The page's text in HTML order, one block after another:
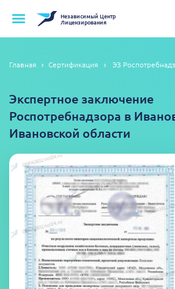
НезависимыйЦентр
Лицензирования
Главная Сертификация ЭЗ
Экспертное заключение
Роспотребнадзора в
Ивановской области